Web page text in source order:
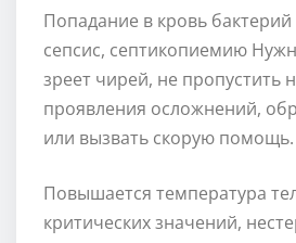
Попадание в кровь
сепсис, септикопиемию
зреет чирей, не пропустить
проявления осложнений,
или вызвать скорую помощь.
Повышается температура
критических значений,